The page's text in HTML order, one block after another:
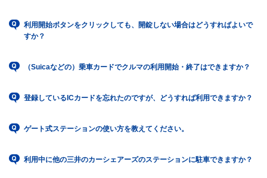
利用開始ボタンをクリックしても、開錠しない場合はどうすればよいで
すか？
（Suicaなどの）乗車カードでクルマの利用開始・終了はできますか？
登録しているICカードを忘れたのですが、どうすれば利用できますか？
ゲート式ステーションの使い方を教えてください。
利用中に他の三井のカーシェアーズのステーションに駐車できますか？